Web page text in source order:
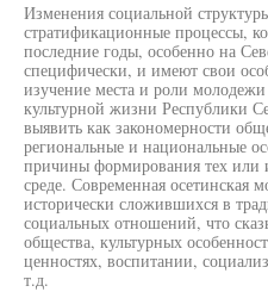
Изменения социальной
стратификационные процессы,
последние годы, особенно на
специфически, и имеют свои
изучение места и роли
культурной жизни Республики
выявить как закономерности
региональные и национальные
причины формирования тех
среде. Современная осетинская
исторически сложившихся в
социальных отношений, что
общества, культурных
ценностях, воспитании,
т.д.